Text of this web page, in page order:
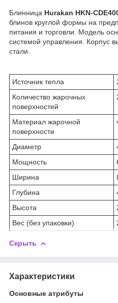
Блинница Hurakan HKN-
блинов круглой формы на
питания и торговли. Модель
системой управления. Корпус
стали.
Источник тепла
Количество жарочных
поверхностей
Материал жарочной
поверхности
Диаметр
Мощность
Ширина
Глубина
Высота
Вес (без упаковки)
Скрыть
Характеристики
Основные атрибуты